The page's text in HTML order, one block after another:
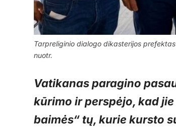
Tarpreliginio dialogo dikasterijos
nuotr.
Vatikanas paragino
kūrimo ir perspėjo, kad
baimės“ tų, kurie kursto